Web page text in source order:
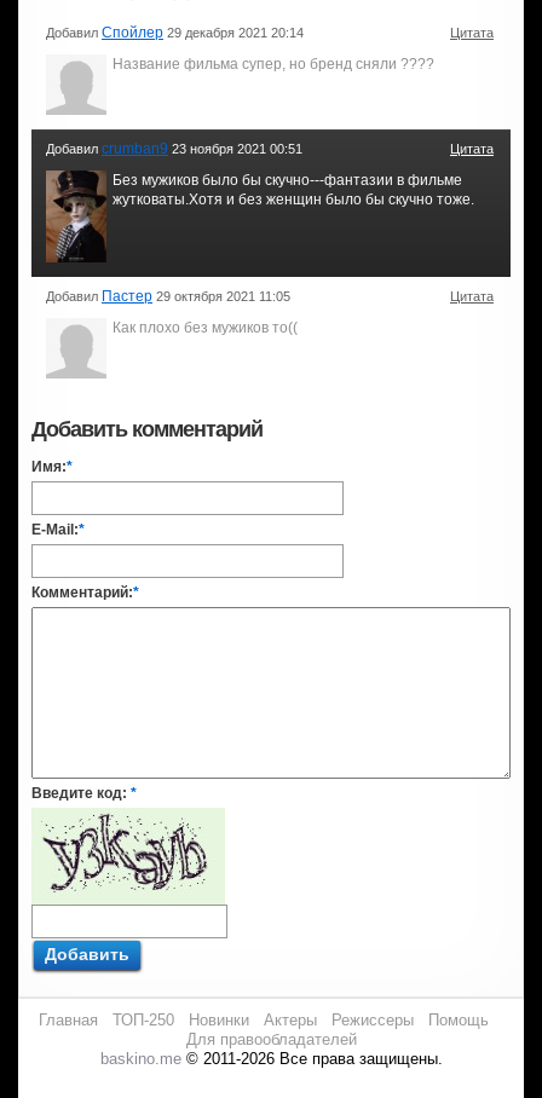
Добавил Спойлер 29 декабря 2021 20:14 Цитата
Название фильма супер, но бренд сняли ????
Добавил crumban9 23 ноября 2021 00:51 Цитата
Без мужиков было бы скучно---фантазии в фильме
жутковаты.Хотя и без женщин было бы скучно тоже.
Добавил Пастер 29 октября 2021 11:05 Цитата
Как плохо без мужиков то((
Добавить комментарий
Имя:*
E-Mail:*
Комментарий:*
Введите код: *
Добавить
Главная ТОП-250 Новинки Актеры Режиссеры
Помощь
Для правообладателей
baskino.me© 2011-2026 Все права защищены.